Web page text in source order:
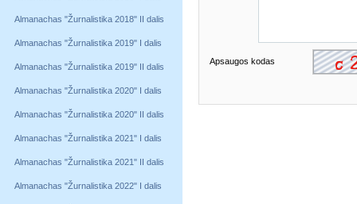
Almanachas "Žurnalistika 2018" II dalis
Almanachas "Žurnalistika 2019" I dalis
Almanachas "Žurnalistika 2019" II dalis
Almanachas "Žurnalistika 2020" I dalis
Almanachas "Žurnalistika 2020" II dalis
Almanachas "Žurnalistika 2021" I dalis
Almanachas "Žurnalistika 2021" II dalis
Almanachas "Žurnalistika 2022" I dalis
Apsaugos kodas